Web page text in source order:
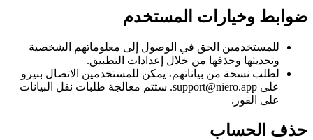
ضوابط وخيارات المستخدم
للمستخدمين الحق في الوصول إلى معلوماتهم الشخصية
وتحديثها وحذفها من خلال إعدادات التطبيق.
لطلب نسخة من بياناتهم، يمكن للمستخدمين الاتصال بنيرو
على support@niero.app. ستتم معالجة طلبات نقل البيانات
على الفور.
حذف الحساب